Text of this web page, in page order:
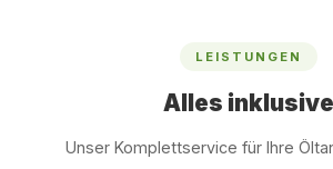
LEISTUNGEN
Alles inklusive
Unser Komplettservice für Ihre